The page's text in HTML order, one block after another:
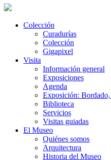
Colección
Curadurías
Colección
Gigapixel
Visita
Información general
Exposiciones
Agenda
Exposición:
Biblioteca
Servicios
Visitas guiadas
El Museo
Quiénes somos
Arquitectura
Historia del Museo